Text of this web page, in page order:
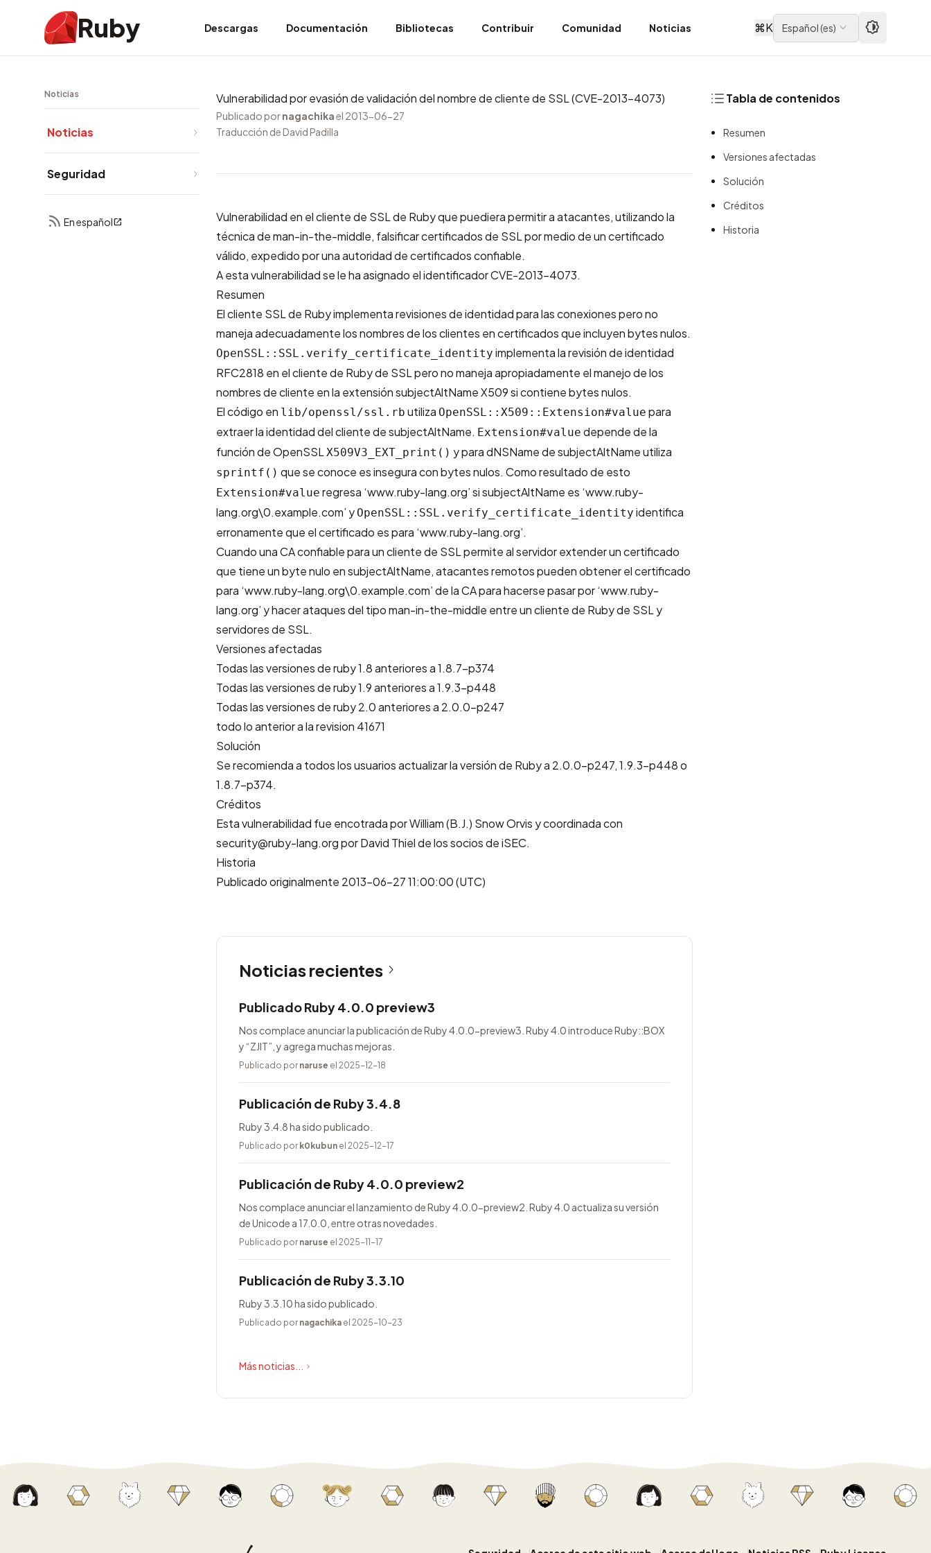
Ruby Descargas Documentación Bibliotecas Contribuir Comunidad Noticias ⌘K Español(es)
Noticias
Noticias
Seguridad
En español
Vulnerabilidad por evasión de validación del nombre de cliente de SSL (CVE-2013-4073)
Publicado pornagachikael 2013-06-27
Traducción de David Padilla
Vulnerabilidad en el cliente de SSL de Ruby que puediera permitir a atacantes, utilizando la
técnica de man-in-the-middle, falsificar certificados de SSL por medio de un certificado
válido, expedido por una autoridad de certificados confiable.
A esta vulnerabilidad se le ha asignado el identificador CVE-2013-4073.
Resumen
El cliente SSL de Ruby implementa revisiones de identidad para las conexiones pero no
maneja adecuadamente los nombres de los clientes en certificados que incluyen bytes nulos.
OpenSSL::SSL.verify_certificate_identity implementa la revisión de identidad
RFC2818 en el cliente de Ruby de SSL pero no maneja apropiadamente el manejo de los
nombres de cliente en la extensión subjectAltName X509 si contiene bytes nulos.
El código en lib/openssl/ssl.rb utiliza OpenSSL::X509::Extension#value para
extraer la identidad del cliente de subjectAltName. Extension#value depende de la
función de OpenSSL X509V3_EXT_print() y para dNSName de subjectAltName utiliza
sprintf() que se conoce es insegura con bytes nulos. Como resultado de esto
Extension#value regresa ‘www.ruby-lang.org’ si subjectAltName es ‘www.ruby-
lang.org\0.example.com’ y OpenSSL::SSL.verify_certificate_identity identifica
erronamente que el certificado es para ‘www.ruby-lang.org’.
Cuando una CA confiable para un cliente de SSL permite al servidor extender un certificado
que tiene un byte nulo en subjectAltName, atacantes remotos pueden obtener el certificado
para ‘www.ruby-lang.org\0.example.com’ de la CA para hacerse pasar por ‘www.ruby-
lang.org’ y hacer ataques del tipo man-in-the-middle entre un cliente de Ruby de SSL y
servidores de SSL.
Versiones afectadas
Todas las versiones de ruby 1.8 anteriores a 1.8.7-p374
Todas las versiones de ruby 1.9 anteriores a 1.9.3-p448
Todas las versiones de ruby 2.0 anteriores a 2.0.0-p247
todo lo anterior a la revision 41671
Solución
Se recomienda a todos los usuarios actualizar la versión de Ruby a 2.0.0-p247, 1.9.3-p448 o
1.8.7-p374.
Créditos
Esta vulnerabilidad fue encotrada por William (B.J.) Snow Orvis y coordinada con
security@ruby-lang.org por David Thiel de los socios de iSEC.
Historia
Publicado originalmente 2013-06-27 11:00:00 (UTC)
Noticias recientes
Publicado Ruby 4.0.0 preview3
Nos complace anunciar la publicación de Ruby 4.0.0-preview3. Ruby 4.0 introduce Ruby::BOX
y “ZJIT”, y agrega muchas mejoras.
Publicado por naruse el 2025-12-18
Publicación de Ruby 3.4.8
Ruby 3.4.8 ha sido publicado.
Publicado por k0kubun el 2025-12-17
Publicación de Ruby 4.0.0 preview2
Nos complace anunciar el lanzamiento de Ruby 4.0.0-preview2. Ruby 4.0 actualiza su versión
de Unicode a 17.0.0, entre otras novedades.
Publicado por naruse el 2025-11-17
Publicación de Ruby 3.3.10
Ruby 3.3.10 ha sido publicado.
Publicado por nagachika el 2025-10-23
Más noticias...
Tabla de contenidos
Resumen
Versiones afectadas
Solución
Créditos
Historia